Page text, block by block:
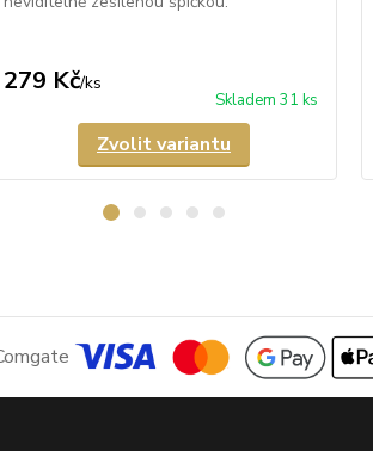
279 Kč/ks
Skladem 31 ks
Zvolit variantu